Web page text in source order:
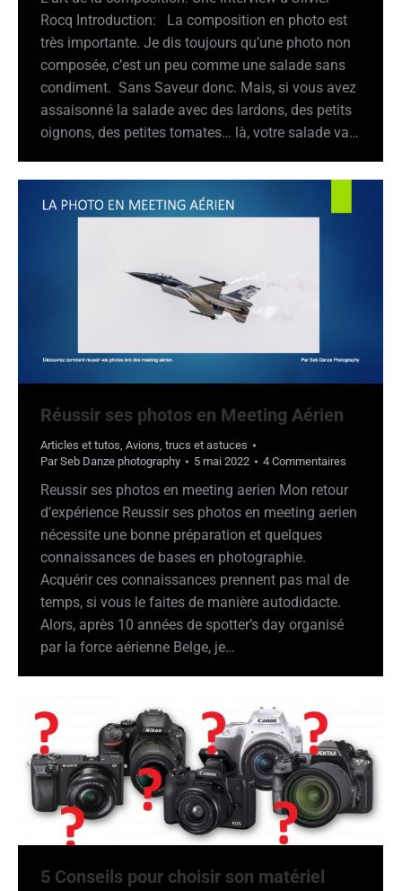
Rocq Introduction: La composition en photo est
très importante. Je dis toujours qu’une photo non
composée, c’est un peu comme une salade sans
condiment. Sans Saveur donc. Mais, si vous avez
assaisonné la salade avec des lardons, des petits
oignons, des petites tomates… là, votre salade va…
Réussir ses photos en Meeting Aérien
Articles et tutos, Avions, trucs et astuces
ParSeb Danze photography 5 mai 2022 4 Commentaires
Reussir ses photos en meeting aerien Mon retour
d’expérience Reussir ses photos en meeting aerien
nécessite une bonne préparation et quelques
connaissances de bases en photographie.
Acquérir ces connaissances prennent pas mal de
temps, si vous le faites de manière autodidacte.
Alors, après 10 années de spotter’s day organisé
par la force aérienne Belge, je…
5 Conseils pour choisir son matériel